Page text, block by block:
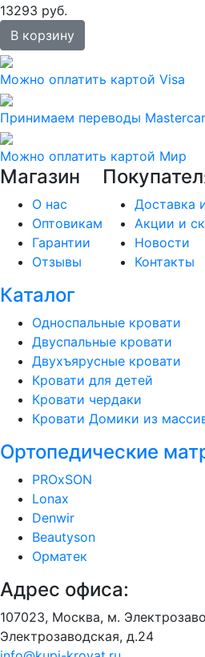
13293 руб.
В корзину
Можно оплатить картой Visa
Принимаем переводы
Можно оплатить картой Мир
Магазин
О нас
Оптовикам
Гарантии
Отзывы
Доставка
Акции и
Новости
Контакты
Каталог
Односпальные кровати
Двуспальные кровати
Двухъярусные кровати
Кровати для детей
Кровати чердаки
Кровати Домики из
Ортопедические
PROxSON
Lonax
Denwir
Beautyson
Орматек
Адрес офиса:
107023, Москва, м.
Электрозаводская, д.24